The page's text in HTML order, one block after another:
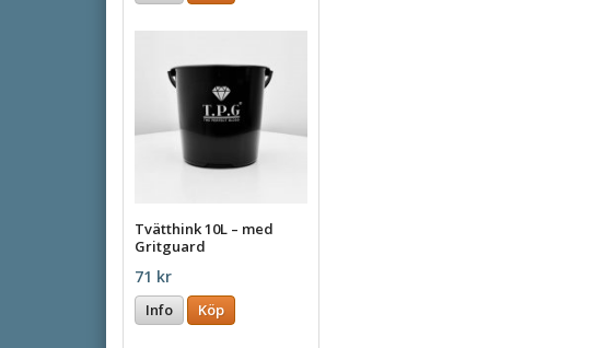
Tvätthink 10L – med
Gritguard
71 kr
Info Köp